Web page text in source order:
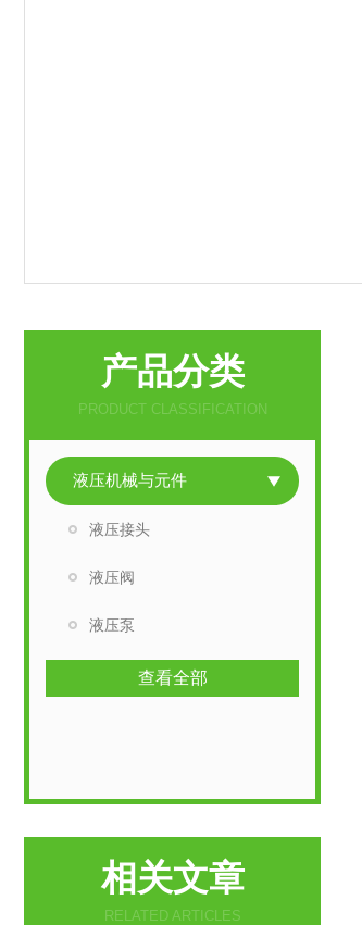
产品分类
PRODUCT CLASSIFICATION
液压机械与元件
液压接头
液压阀
液压泵
查看全部
相关文章
RELATED ARTICLES